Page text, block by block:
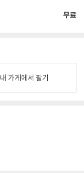
무료
내 가게에서 팔기